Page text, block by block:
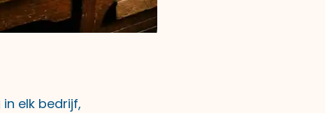
elk bedrijf,